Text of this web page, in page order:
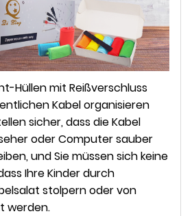
Hüllen mit Reißverschluss
Kabel organisieren
sicher, dass die Kabel
oder Computer sauber
und Sie müssen sich keine
Ihre Kinder durch
stolpern oder von
werden.